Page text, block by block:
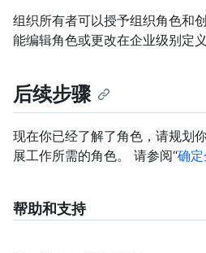
组织所有者可以授予组织角色和
能编辑角色或更改在企业级别定
后续步骤
现在你已经了解了角色，请规划
展工作所需的角色。 请参阅“确
帮助和支持